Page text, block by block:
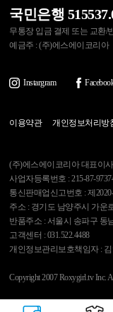
국민은행
무통장 입금 결제 또는 교환/
예금주 : (주)에스에이코리아
Instargram
이용약관 개인정보처리방
(주)에스에이코리아 대표이
사업자등록번호 : 215-87-
통신판매업신고번호 : 제
주소 : 경기도 남양주시 가운
반품주소 : 서울시 송파구 동
고객센터 : 031.522.4488
개인정보관리보호책임자 : 김
Copyright 2007 Roxygirl.tv Inc.